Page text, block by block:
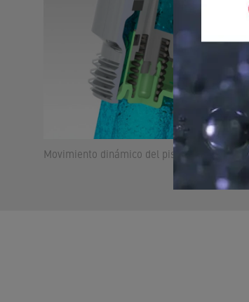
Movimiento dinámico del pistón